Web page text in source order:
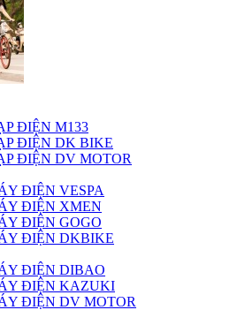
ĐIỆN M133
ĐIỆN DK BIKE
ĐIỆN DV MOTOR
ĐIỆN VESPA
ĐIỆN XMEN
ĐIỆN GOGO
ĐIỆN DKBIKE
ĐIỆN DIBAO
ĐIỆN KAZUKI
ĐIỆN DV MOTOR